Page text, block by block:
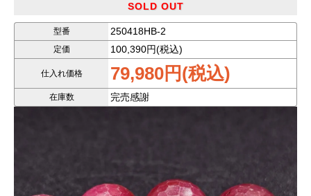
✨ 非加熱・無着色 ✨
ミャンマー産 天然ルビーブレスレット（12.7～1
3.8mm）
希少なミャンマー産天然ルビーを使用した、大粒サイズの高品
SOLD OUT
型番 250418HB-2
定価 100,390円(税込)
仕入れ価格 79,980円(税込)
在庫数 完売感謝